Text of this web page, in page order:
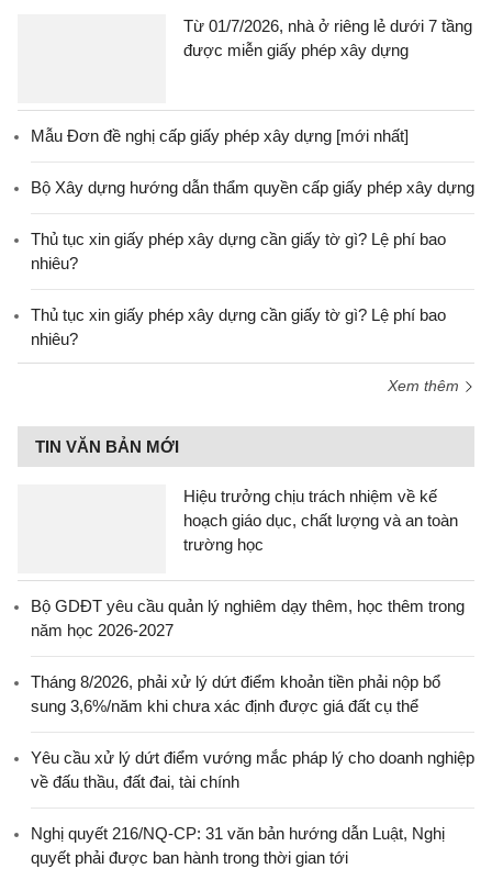
Từ 01/7/2026, nhà ở riêng lẻ dưới 7 tầng
được miễn giấy phép xây dựng
Mẫu Đơn đề nghị cấp giấy phép xây dựng [mới nhất]
Bộ Xây dựng hướng dẫn thẩm quyền cấp giấy phép xây dựng
Thủ tục xin giấy phép xây dựng cần giấy tờ gì? Lệ phí bao
nhiêu?
Thủ tục xin giấy phép xây dựng cần giấy tờ gì? Lệ phí bao
nhiêu?
Xem thêm
TIN VĂN BẢN MỚI
Hiệu trưởng chịu trách nhiệm về kế
hoạch giáo dục, chất lượng và an toàn
trường học
Bộ GDĐT yêu cầu quản lý nghiêm dạy thêm, học thêm trong
năm học 2026-2027
Tháng 8/2026, phải xử lý dứt điểm khoản tiền phải nộp bổ
sung 3,6%/năm khi chưa xác định được giá đất cụ thể
Yêu cầu xử lý dứt điểm vướng mắc pháp lý cho doanh nghiệp
về đấu thầu, đất đai, tài chính
Nghị quyết 216/NQ-CP: 31 văn bản hướng dẫn Luật, Nghị
quyết phải được ban hành trong thời gian tới